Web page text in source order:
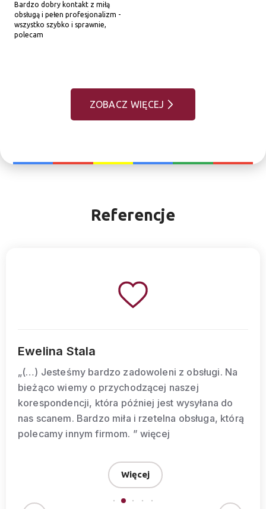
Bardzo dobry kontakt z miłą
obsługą i pełen profesjonalizm -
wszystko szybko i sprawnie,
polecam
ZOBACZ WIĘCEJ
Referencje
Tomasz Gadziński
„(oryg. w jęz. ang. ) (…) W naszych kontaktach
zawsze spotykamy się z kompetencją, miłym
traktowaniem i, co najważniejsze, z oferowaniem
pełnej pomocy. (…)”więcej
Więcej